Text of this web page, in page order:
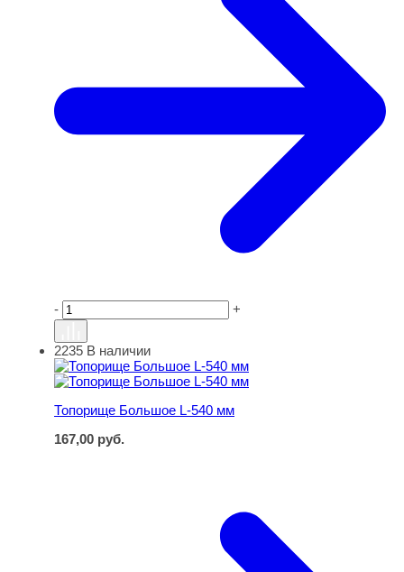
- +
Топорище Большое L-540 мм
2235 В наличии
Топорище Большое L-540 мм
167,00 руб.